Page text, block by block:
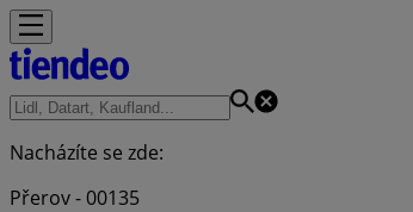
Nacházíte se zde:
Přerov - 00135